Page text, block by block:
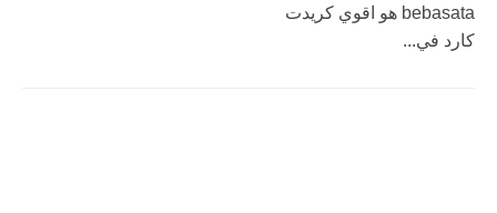
bebasata هو اقوي كريدت
كارد في...